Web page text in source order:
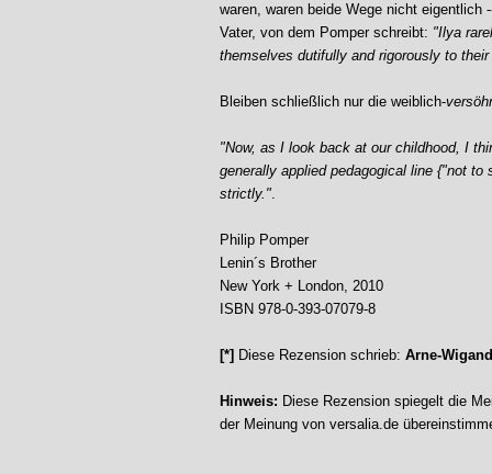
waren, waren beide Wege nicht eigentlich
Vater, von dem Pomper schreibt: "Ilya
themselves dutifully and rigorously to
Bleiben schließlich nur die weiblich-
"Now, as I look back at our childhood, I
generally applied pedagogical line {"not
strictly.".
Philip Pomper
Lenin´s Brother
New York + London, 2010
ISBN 978-0-393-07079-8
[*] Diese Rezension schrieb: Arne-
Hinweis: Diese Rezension spiegelt die
der Meinung von versalia.de